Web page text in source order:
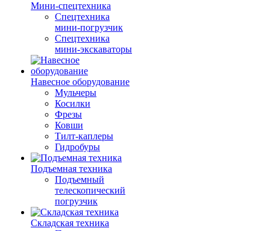
Мини-спецтехника
Спецтехника
мини-погрузчик
Спецтехника
мини-экскаваторы
Навесное оборудование
Мульчеры
Косилки
Фрезы
Ковши
Тилт-каплеры
Гидробуры
Подъемная техника
Подъемный
телескопический
погрузчик
Складская техника